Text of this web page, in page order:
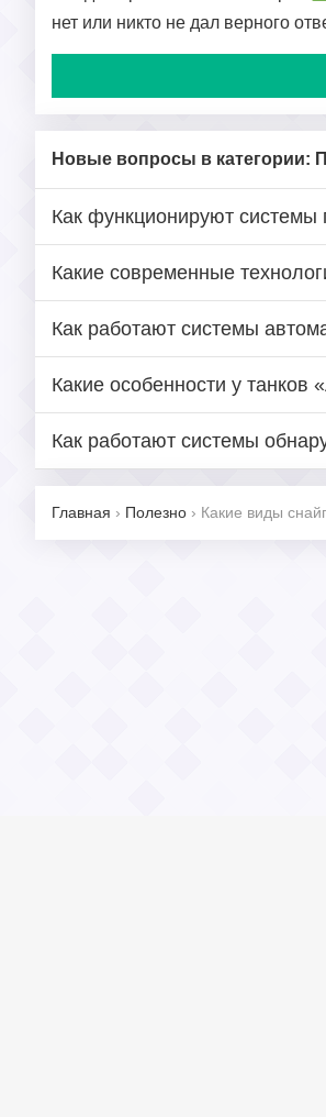
нет или никто не дал верного
Новые вопросы в категории:
Как функционируют системы
Какие современные
Как работают системы
Какие особенности у
Как работают системы
Главная › Полезно › Какие виды